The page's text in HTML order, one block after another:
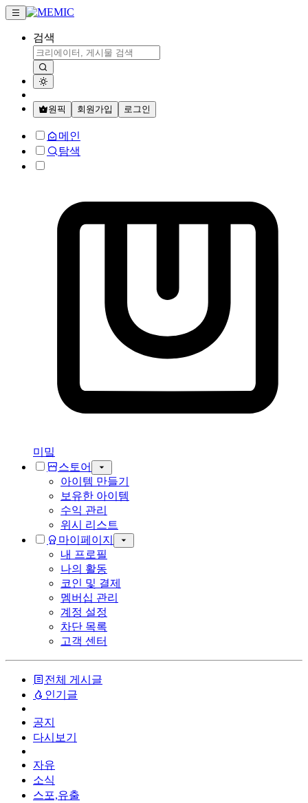
검색
원픽 회원가입 로그인
메인
탐색
미밐
스토어
아이템 만들기
보유한 아이템
수익 관리
위시 리스트
마이페이지
내 프로필
나의 활동
코인 및 결제
멤버십 관리
계정 설정
차단 목록
고객 센터
전체 게시글
인기글
공지
다시보기
자유
소식
스포,유출